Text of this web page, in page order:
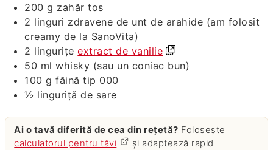
200 g zahăr tos
2 linguri zdravene de unt de arahide (am folosit
creamy de la SanoVita)
2 lingurițe extract de vanilie
50 ml whisky (sau un coniac bun)
100 g făină tip 000
½ linguriță de sare
Ai o tavă diferită de cea din rețetă? Folosește
calculatorul pentru tăvi
și adaptează rapid